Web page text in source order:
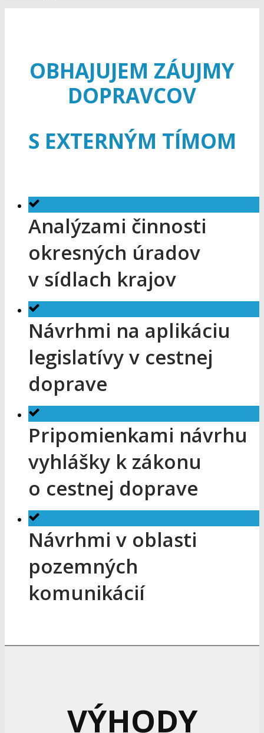
OBHAJUJEM ZÁUJMY
DOPRAVCOV
S EXTERNÝM TÍMOM
Analýzami činnosti
okresných úradov
v sídlach krajov
Návrhmi na aplikáciu
legislatívy v cestnej
doprave
Pripomienkami návrhu
vyhlášky k zákonu
o cestnej doprave
Návrhmi v oblasti
pozemných
komunikácií
VÝHODY